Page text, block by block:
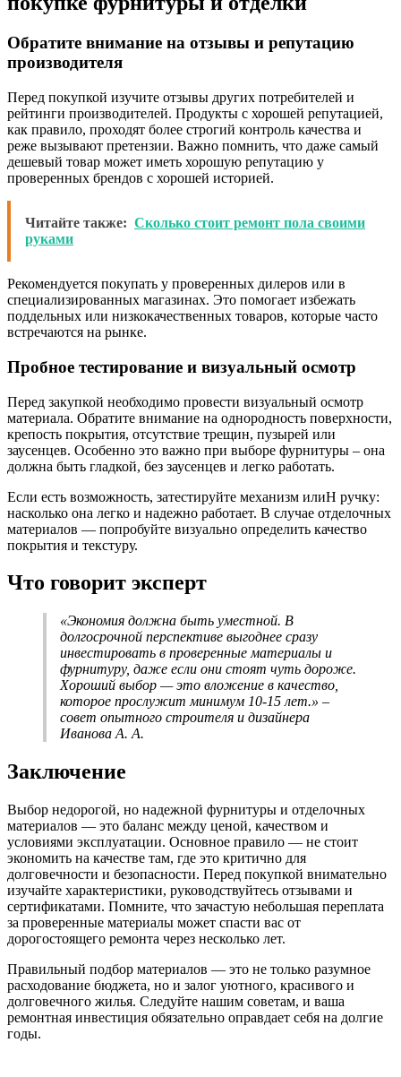
Обратите внимание на отзывы и репутацию
производителя
Перед покупкой изучите отзывы других потребителей и
рейтинги производителей. Продукты с хорошей репутацией,
как правило, проходят более строгий контроль качества и
реже вызывают претензии. Важно помнить, что даже самый
дешевый товар может иметь хорошую репутацию у
проверенных брендов с хорошей историей.
Читайте также: Сколько стоит ремонт пола своими
руками
Рекомендуется покупать у проверенных дилеров или в
специализированных магазинах. Это помогает избежать
поддельных или низкокачественных товаров, которые часто
встречаются на рынке.
Пробное тестирование и визуальный осмотр
Перед закупкой необходимо провести визуальный осмотр
материала. Обратите внимание на однородность поверхности,
крепость покрытия, отсутствие трещин, пузырей или
заусенцев. Особенно это важно при выборе фурнитуры – она
должна быть гладкой, без заусенцев и легко работать.
Если есть возможность, затестируйте механизм илиH ручку:
насколько она легко и надежно работает. В случае отделочных
материалов — попробуйте визуально определить качество
покрытия и текстуру.
Что говорит эксперт
«Экономия должна быть уместной. В
долгосрочной перспективе выгоднее сразу
инвестировать в проверенные материалы и
фурнитуру, даже если они стоят чуть дороже.
Хороший выбор — это вложение в качество,
которое прослужит минимум 10-15 лет.» –
совет опытного строителя и дизайнера
Иванова А. А.
Заключение
Выбор недорогой, но надежной фурнитуры и отделочных
материалов — это баланс между ценой, качеством и
условиями эксплуатации. Основное правило — не стоит
экономить на качестве там, где это критично для
долговечности и безопасности. Перед покупкой внимательно
изучайте характеристики, руководствуйтесь отзывами и
сертификатами. Помните, что зачастую небольшая переплата
за проверенные материалы может спасти вас от
дорогостоящего ремонта через несколько лет.
Правильный подбор материалов — это не только разумное
расходование бюджета, но и залог уютного, красивого и
долговечного жилья. Следуйте нашим советам, и ваша
ремонтная инвестиция обязательно оправдает себя на долгие
годы.